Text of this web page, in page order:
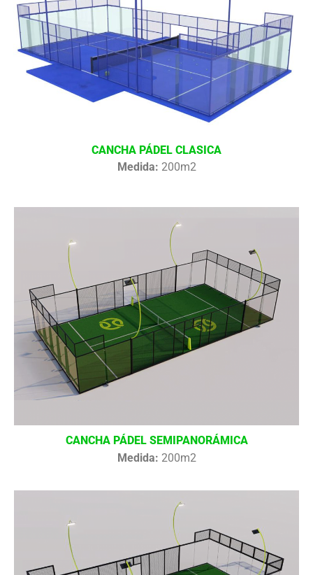
CANCHA PÁDEL CLASICA
Medida: 200m2
CANCHA PÁDEL SEMIPANORÁMICA
Medida: 200m2